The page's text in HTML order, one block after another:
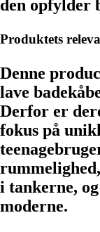
den opfylder
Produktets
Denne
lave
Derfor er
fokus på
i tankerne,
moderne.